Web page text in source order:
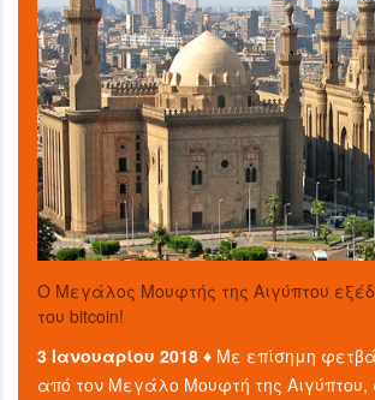
O Μεγάλος Μουφτής της Αιγύπτου
του bitcoin!
3 Ιανουαρίου 2018 ♦ Με επίσημη
από τον Μεγάλο Μουφτή της